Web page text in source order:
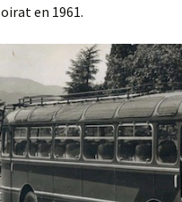
en 1961.